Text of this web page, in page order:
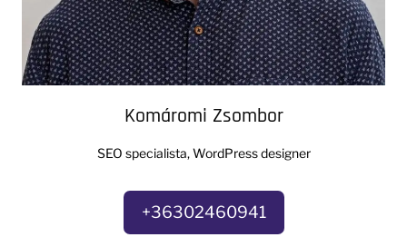
Komáromi Zsombor
SEO specialista, WordPress designer
+36302460941